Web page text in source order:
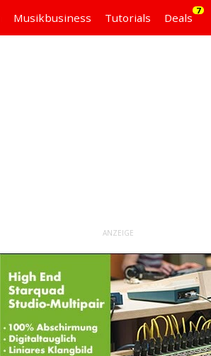
Musikbusiness Tutorials Deals
7
ANZEIGE